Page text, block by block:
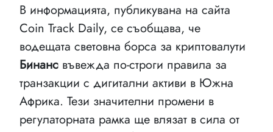
В информацията, публикувана на сайта
Coin Track Daily, се съобщава, че
водещата световна борса за криптовалути
Бинанс въвежда по-строги правила за
транзакции с дигитални активи в Южна
Африка. Тези значителни промени в
регулаторната рамка ще влязат в сила от